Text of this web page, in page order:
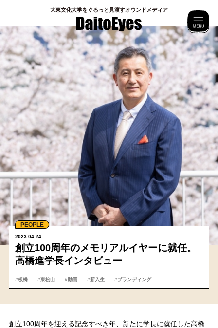
⼤東⽂化⼤学をぐるっと⾒渡すオウンドメディア
PEOPLE
2023.04.24
創立100周年のメモリアルイヤーに就任。
高橋進学長インタビュー
#板橋 #東松山 #動画 #新入生 #ブランディング
創立100周年を迎える記念すべき年、新たに学長に就任した高橋